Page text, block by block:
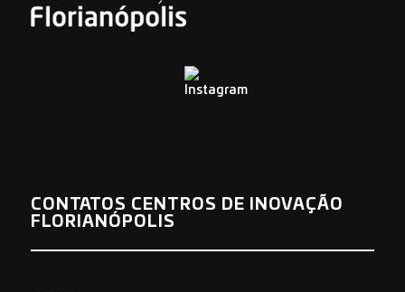
CONTATOS CENTROS DE INOVAÇÃO
FLORIANÓPOLIS